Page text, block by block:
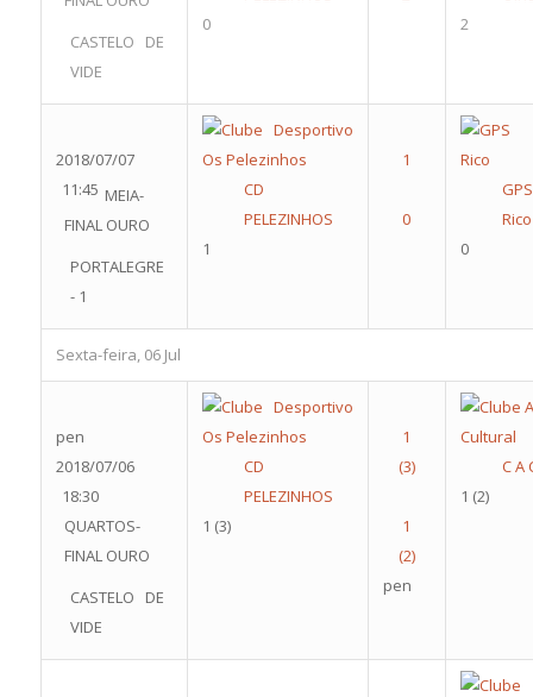
CASTELO DE
VIDE
0
2
2018/07/07
11:45 MEIA-
FINAL OURO
PORTALEGRE
- 1
CD
PELEZINHOS
1
Rico
0
Sexta-feira, 06 Jul
pen
2018/07/06
18:30
QUARTOS-
FINAL OURO
CASTELO DE
VIDE
CD
PELEZINHOS
1 (3)
pen
C A
1 (2)